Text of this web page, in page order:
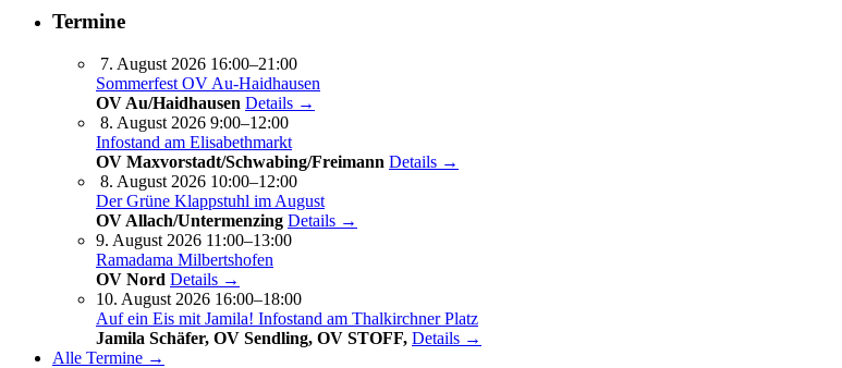
Termine
7. August 2026 16:00–21:00
Sommerfest OV Au-Haidhausen
OV Au/Haidhausen Details →
8. August 2026 9:00–12:00
Infostand am Elisabethmarkt
OV Maxvorstadt/Schwabing/Freimann Details →
8. August 2026 10:00–12:00
Der Grüne Klappstuhl im August
OV Allach/Untermenzing Details →
9. August 2026 11:00–13:00
Ramadama Milbertshofen
OV Nord Details →
10. August 2026 16:00–18:00
Auf ein Eis mit Jamila! Infostand am Thalkirchner Platz
Jamila Schäfer, OV Sendling, OV STOFF, Details →
Alle Termine →